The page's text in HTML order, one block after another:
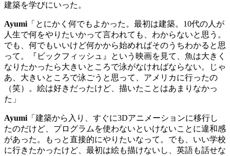
建築を学びにいった。
Ayumi 「とにかく何でもよかった。最初は建築。 10代の人が
人生で何をやりたいかって言われても、わからないと思う。
でも、何でもいいけど何かから始めればそのうちわかると思
って。『ビックフィッシュ』という映画を見て、魚は大きく
なりたかったら大きいところで泳がなければならない。じゃ
あ、大きいところで泳ごうと思って、アメリカに行ったの
（笑）。絵は好きだったけど、描いたことはあまりなかっ
た」
Ayumi 「建築から入り、すぐに3Dアニメーションに移行し
たのだけど、プログラムを使わないといけないことに違和感
があった。もっと直接的にやりたいなって。でも、いい学校
に行きたかったけど、最初は絵も描けないし、英語も話せな